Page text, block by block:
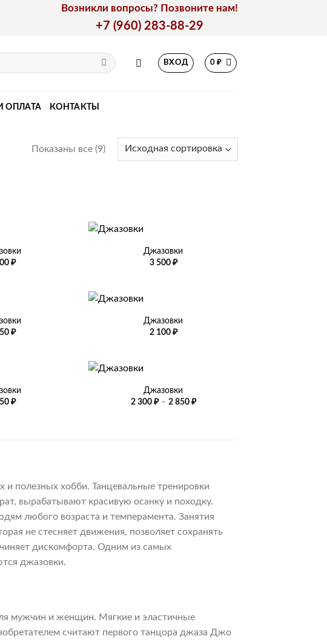
Возникли вопросы? Позвоните нам!
+7 (960) 283-88-29
ВХОД 0₽
ОПЛАТА КОНТАКТЫ
Показаны все (9)
₽
+
Джазовки
3 500 ₽
₽
+
Джазовки
2 100 ₽
₽
+
Джазовки
2 300 ₽ – 2 850 ₽Диапазон
полезных хобби. Танцевальные тренировки
вырабатывают красивую осанку и походку.
любого возраста и темперамента. Занятия
не стесняет движения, позволяет сохранять
дискомфорта. Одним из самых
джазовки.
мужчин и женщин. Мягкие и эластичные
считают первого танцора джаза Джо